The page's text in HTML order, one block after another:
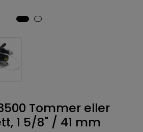
Tommer eller
1 5/8" / 41 mm